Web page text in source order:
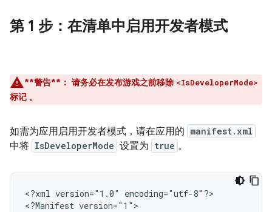
第 1 步 ：在清单中启用开发者模式
**警告**： 请务必在发布游戏之前移除 <IsDeveloperMode>
标记 。
如需为应用启用开发者模式，请在应用的 manifest.xml
中将 IsDeveloperMode 设置为 true 。
<?xml version="1.0"
encoding="utf-8"?>
<?Manifest